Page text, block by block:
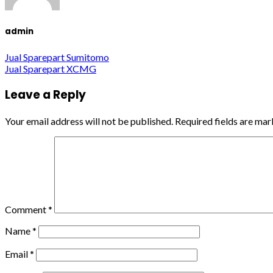
admin
Jual Sparepart Sumitomo
Jual Sparepart XCMG
Leave a Reply
Your email address will not be published. Required fields are
Comment*
Name*
Email*